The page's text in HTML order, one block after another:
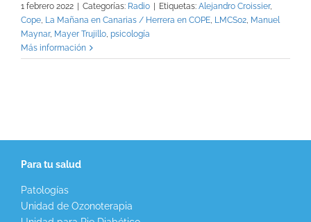
1 febrero 2022 | Categorías: Radio | Etiquetas: Alejandro Croissier,
Cope La Mañana en Canarias / Herrera en COPE LMCS02 Manuel
Maynar, Mayer Trujillo psicología
Más información
Para tu salud
Patologías
Unidad de Ozonoterapia